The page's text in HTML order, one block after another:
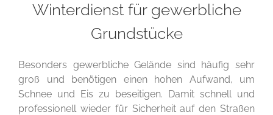
Winterdienst für gewerbliche
Grundstücke
Besonders gewerbliche Gelände sind häufig sehr
groß und benötigen einen hohen Aufwand, um
Schnee und Eis zu beseitigen. Damit schnell und
professionell wieder für Sicherheit auf den Straßen